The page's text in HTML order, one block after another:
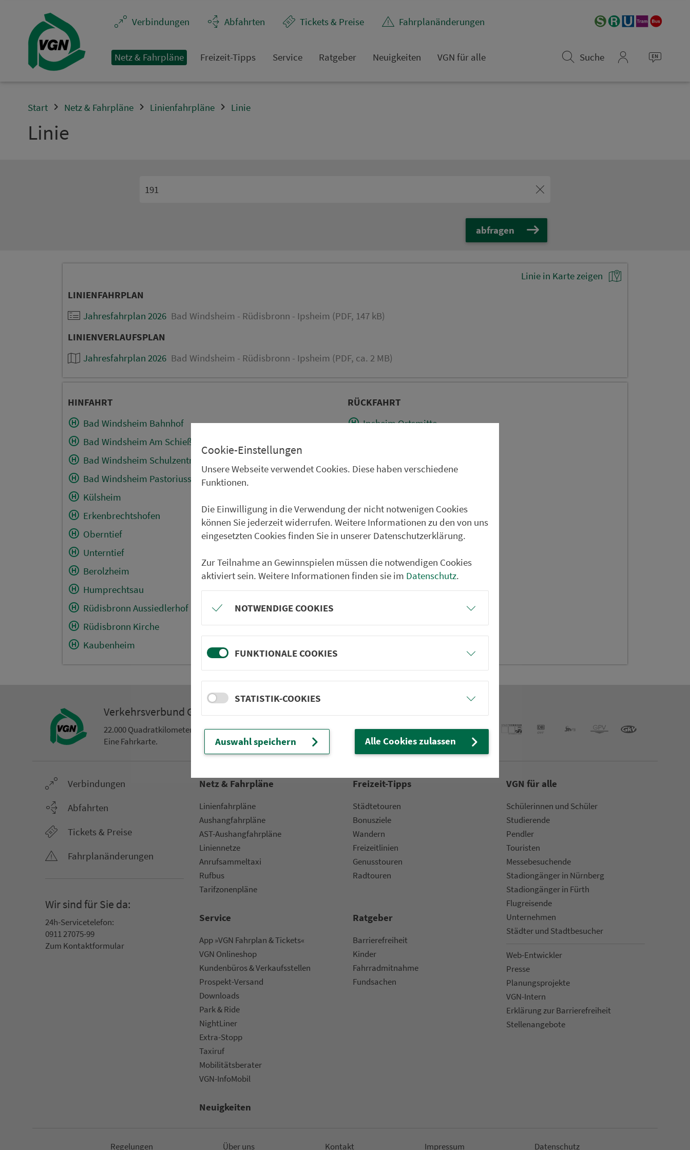
Ver­bin­dungen
Abfahrten Tickets & Preise Fahr­plan­ände­rungen
Netz & Fahrpläne Frei­zeit-Tipps Service Rat­ge­ber Neuigkeiten VGN für alle
Suche
Start Netz & Fahrpläne Linienfahrpläne Linie
Linie
abfragen
Linie in Karte zeigen
LINIENFAHRPLAN
Jahresfahrplan 2026 Bad Windsheim - Rüdisbronn - Ipsheim (PDF, 147 kB)
LINIENVERLAUFSPLAN
Jahresfahrplan 2026 Bad Windsheim - Rüdisbronn - Ipsheim (PDF, ca. 2 MB)
HINFAHRT
Bad Windsheim Bahnhof
Bad Windsheim Am Schießwasen
Bad Windsheim Schulzentrum
Bad Windsheim Pastoriusschule
Külsheim
Erkenbrechtshofen
Oberntief
Unterntief
Berolzheim
Humprechtsau
Rüdisbronn Aussiedlerhof
Rüdisbronn Kirche
Kaubenheim
RÜCKFAHRT
Ipsheim Ortsmitte
Berolzheim
Unterntief
Erkenbrechtshofen
Külsheim
Bad Windsheim Schulzentrum
Ver­kehrs­ver­bund Groß­raum Nürn­berg
22.000 Qua­drat­ki­lo­me­ter. 130 Ver­kehrs­un­ter­neh­men. 1.100 Linien.
Eine Fahr­kar­te.
Ver­bin­dungen
Abfahrten
Tickets & Preise
Fahr­plan­ände­rungen
Wir sind für Sie da:
24h-Ser­vice­te­le­fon:
0911 27075-99
Zum Kon­taktformular
Netz & Fahrpläne
Li­ni­en­fahr­plä­ne
Aus­hang­fahr­plä­ne
AST-Aus­hang­fahr­plä­ne
Li­ni­en­netze
An­ruf­sam­mel­taxi
Rufbus
Ta­rif­zo­nen­plä­ne
Frei­zeit-Tipps
Städtetouren
Bonusziele
Wandern
Frei­zeit­li­ni­en
Genusstouren
Radtouren
Service
App »VGN Fahrplan & Tickets«
VGN On­line­shop
Kun­den­bü­ros & Ver­kaufs­stel­len
Prospekt-Versand
Downloads
Park & Ride
NightLiner
Extra-Stopp
Taxiruf
Mo­bi­li­täts­be­ra­ter
VGN-InfoMobil
Rat­ge­ber
Bar­ri­e­re­frei­heit
Kinder
Fahr­rad­mit­nah­me
Fund­sachen
Neuigkeiten
VGN für alle
Schülerinnen und Schüler
Stu­die­rende
Pendler
Touristen
Mes­se­be­suchende
Sta­di­on­gän­ger in Nürn­berg
Sta­di­on­gän­ger in Fürth
Flug­rei­sen­de
Un­ter­neh­men
Städter und Stadt­be­su­cher
Web-Entwickler
Presse
Pla­nungs­pro­jekte
VGN-Intern
Erklärung zur Bar­ri­e­re­frei­heit
Stellenan­ge­bote
Re­ge­lungen Über uns Kon­takt Impressum Da­ten­schutz
Cookie-Einstellungen
Unsere Webseite verwendet Cookies. Diese haben verschiedene
Funktionen.
Die Einwilligung in die Verwendung der nicht notwenigen Cookies
können Sie jederzeit widerrufen. Weitere Informationen zu den von uns
eingesetzten Cookies finden Sie in unserer Datenschutzerklärung.
Zur Teilnahme an Gewinnspielen müssen die notwendigen Cookies
aktiviert sein. Weitere Informationen finden sie im Datenschutz.
NOTWENDIGE COOKIES
FUNKTIONALE COOKIES
STATISTIK-COOKIES
Auswahl speichern Alle Cookies zulassen